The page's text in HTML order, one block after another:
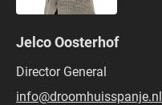
Jelco Oosterhof
Director General
info@droomhuisspanje.nl